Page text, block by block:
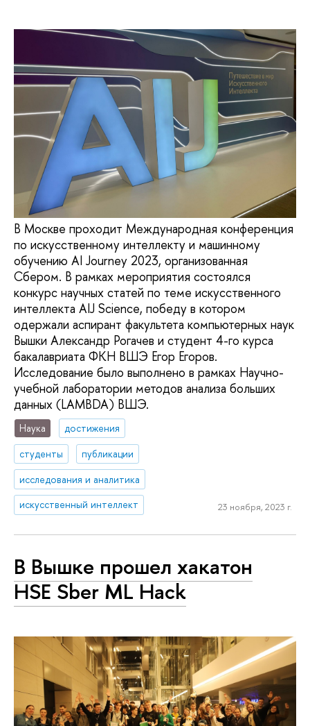
В Москве проходит Международная конференция
по искусственному интеллекту и машинному
обучению AI Journey 2023, организованная
Сбером. В рамках мероприятия состоялся
конкурс научных статей по теме искусственного
интеллекта AIJ Science, победу в котором
одержали аспирант факультета компьютерных наук
Вышки Александр Рогачев и студент 4-го курса
бакалавриата ФКН ВШЭ Егор Егоров.
Исследование было выполнено в рамках Научно-
учебной лаборатории методов анализа больших
данных (LAMBDA) ВШЭ.
Наука
достижения
студенты
публикации
исследования и аналитика
искусственный интеллект
23 ноября, 2023 г.
В Вышке прошел хакатон
HSE Sber ML Hack